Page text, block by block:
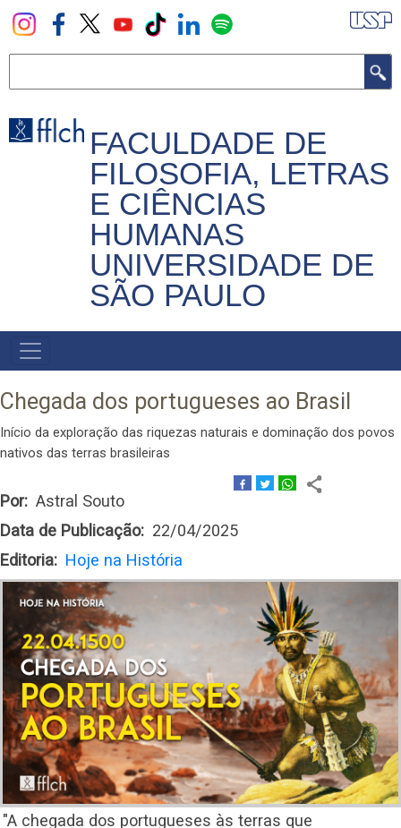
Pular
para
principal
FACULDADE DE
FILOSOFIA, LETRAS
E CIÊNCIAS
HUMANAS
UNIVERSIDADE DE
SÃO PAULO
NAVEGADOR
PRINCIPAL
Chegada dos portugueses ao Brasil
Início da exploração das riquezas naturais e dominação dos povos
nativos das terras brasileiras
Por
Astral Souto
Data de Publicação
22/04/2025
Editoria
Hoje na História
"A chegada dos portugueses às terras que